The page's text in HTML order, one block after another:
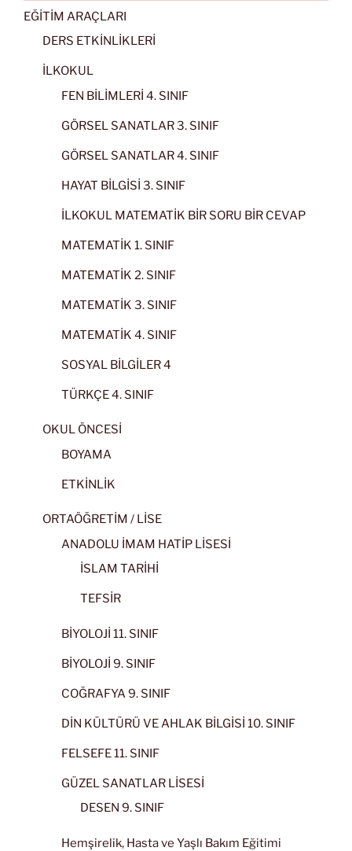
EĞİTİM ARAÇLARI
DERS ETKİNLİKLERİ
İLKOKUL
FEN BİLİMLERİ 4. SINIF
GÖRSEL SANATLAR 3. SINIF
GÖRSEL SANATLAR 4. SINIF
HAYAT BİLGİSİ 3. SINIF
İLKOKUL MATEMATİK BİR SORU BİR CEVAP
MATEMATİK 1. SINIF
MATEMATİK 2. SINIF
MATEMATİK 3. SINIF
MATEMATİK 4. SINIF
SOSYAL BİLGİLER 4
TÜRKÇE 4. SINIF
OKUL ÖNCESİ
BOYAMA
ETKİNLİK
ORTAÖĞRETİM / LİSE
ANADOLU İMAM HATİP LİSESİ
İSLAM TARİHİ
TEFSİR
BİYOLOJİ 11. SINIF
BİYOLOJİ 9. SINIF
COĞRAFYA 9. SINIF
DİN KÜLTÜRÜ VE AHLAK BİLGİSİ 10. SINIF
FELSEFE 11. SINIF
GÜZEL SANATLAR LİSESİ
DESEN 9. SINIF
Hemşirelik, Hasta ve Yaşlı Bakım Eğitimi